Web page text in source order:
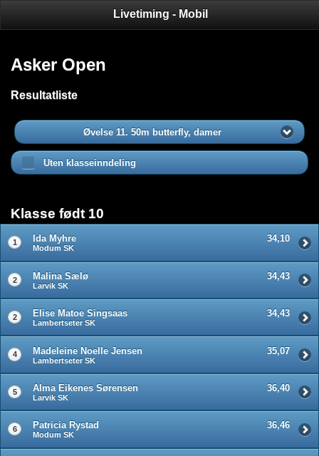
Livetiming - Mobil
Asker Open
Resultatliste
Øvelse 11. 50m butterfly, damer
Uten klasseinndeling
Klasse født 10
1 Ida Myhre
Modum SK
34,10
2 Malina Sælø
Larvik SK
34,43
2 Elise Matoe Singsaas
Lambertseter SK
34,43
4 Madeleine Noelle Jensen
Lambertseter SK
35,07
5 Alma Eikenes Sørensen
Larvik SK
36,40
6 Patricia Rystad
Modum SK
36,46